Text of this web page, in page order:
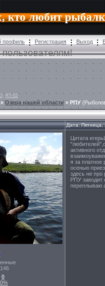
кто любит
профиль Регистрация Выход
, RT-02
»Озера нашей области» РПУ
Дата:
146
0
0%
Цитата
активного
я за платное
осенью
здесь не про
РПУ заводит
переплываю